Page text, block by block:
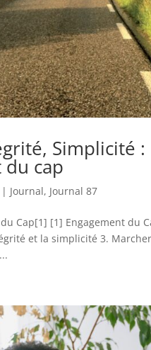
Simplicité :
du cap
| Journal, Journal 87
Cap[1] [1] Engagement du
et la simplicité 3.